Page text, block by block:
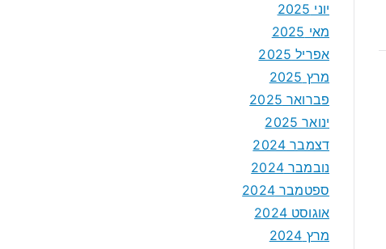
יוני 2025
מאי 2025
אפריל 2025
מרץ 2025
פברואר 2025
ינואר 2025
דצמבר 2024
נובמבר 2024
ספטמבר 2024
אוגוסט 2024
מרץ 2024